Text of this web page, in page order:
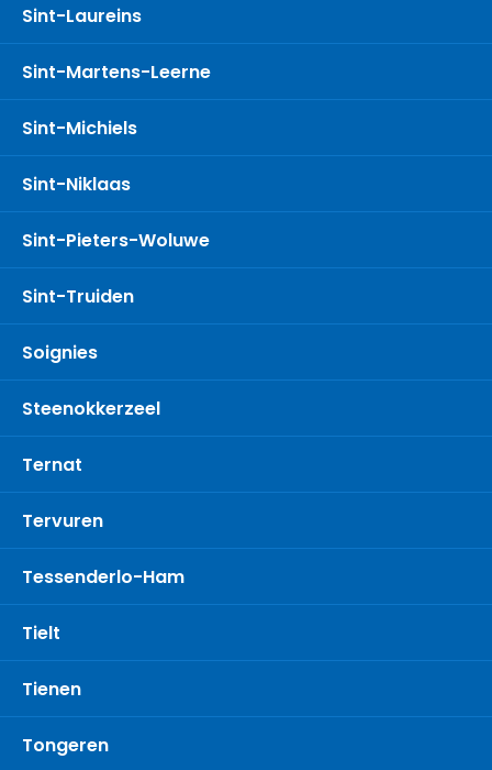
Sint-Laureins
Sint-Martens-Leerne
Sint-Michiels
Sint-Niklaas
Sint-Pieters-Woluwe
Sint-Truiden
Soignies
Steenokkerzeel
Ternat
Tervuren
Tessenderlo-Ham
Tielt
Tienen
Tongeren